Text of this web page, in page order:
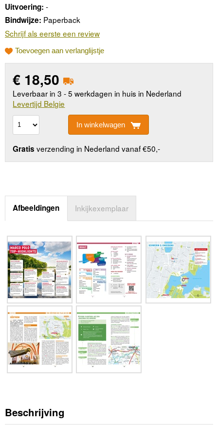
Uitvoering: -
Bindwijze: Paperback
Schrijf als eerste een review
Toevoegen aan verlanglijstje
€ 18,50
Leverbaar in 3 - 5 werkdagen in huis in Nederland
Levertijd Belgie
In winkelwagen
Gratis verzending in Nederland vanaf €50,-
Afbeeldingen Inkijkexemplaar
Beschrijving